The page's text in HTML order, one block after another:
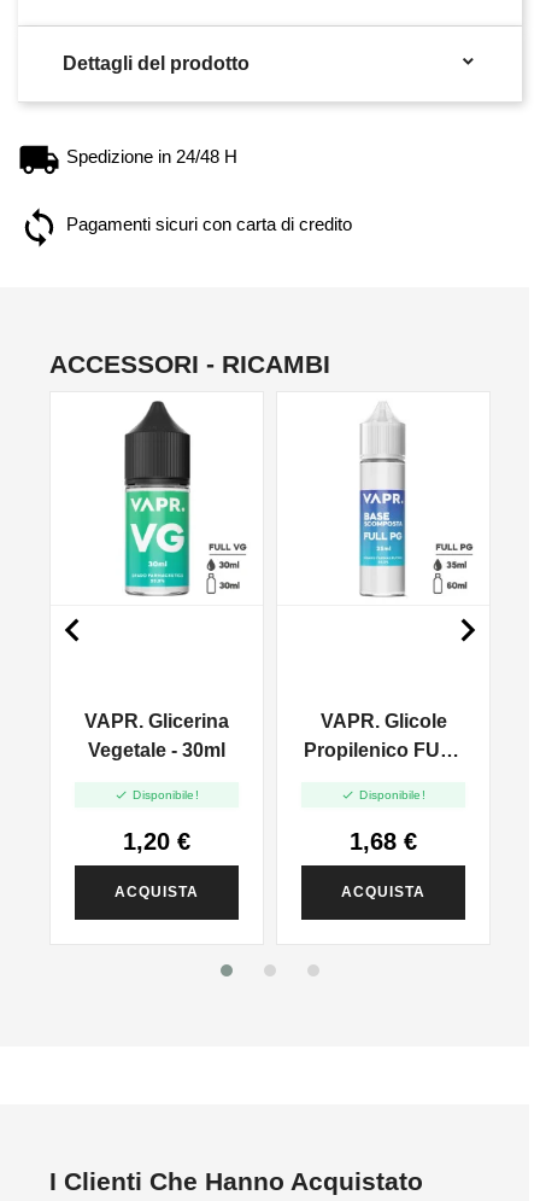
Dettagli del prodotto 
Spedizione in 24/48 H
Pagamenti sicuri con carta di credito
ACCESSORI - RICAMBI
VAPR. Glicerina
Vegetale - 30ml
 Disponibile!
1,20 €
ACQUISTA
VAPR. Glicole
Propilenico FULL
 Disponibile!
1,68 €
ACQUISTA
 
I Clienti Che Hanno Acquistato